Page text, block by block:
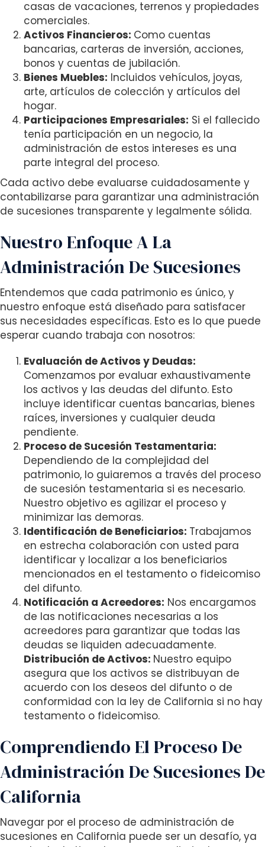
casas de vacaciones, terrenos y propiedades
comerciales.
Activos Financieros: Como cuentas
bancarias, carteras de inversión, acciones,
bonos y cuentas de jubilación.
Bienes Muebles: Incluidos vehículos, joyas,
arte, artículos de colección y artículos del
hogar.
Participaciones Empresariales: Si el fallecido
tenía participación en un negocio, la
administración de estos intereses es una
parte integral del proceso.
Cada activo debe evaluarse cuidadosamente y
contabilizarse para garantizar una administración
de sucesiones transparente y legalmente sólida.
Nuestro Enfoque A La
Administración De Sucesiones
Entendemos que cada patrimonio es único, y
nuestro enfoque está diseñado para satisfacer
sus necesidades específicas. Esto es lo que puede
esperar cuando trabaja con nosotros:
Evaluación de Activos y Deudas:
Comenzamos por evaluar exhaustivamente
los activos y las deudas del difunto. Esto
incluye identificar cuentas bancarias, bienes
raíces, inversiones y cualquier deuda
pendiente.
Proceso de Sucesión Testamentaria:
Dependiendo de la complejidad del
patrimonio, lo guiaremos a través del proceso
de sucesión testamentaria si es necesario.
Nuestro objetivo es agilizar el proceso y
minimizar las demoras.
Identificación de Beneficiarios: Trabajamos
en estrecha colaboración con usted para
identificar y localizar a los beneficiarios
mencionados en el testamento o fideicomiso
del difunto.
Notificación a Acreedores: Nos encargamos
de las notificaciones necesarias a los
acreedores para garantizar que todas las
deudas se liquiden adecuadamente.
Distribución de Activos: Nuestro equipo
asegura que los activos se distribuyan de
acuerdo con los deseos del difunto o de
conformidad con la ley de California si no hay
testamento o fideicomiso.
Comprendiendo El Proceso De
Administración De Sucesiones De
California
Navegar por el proceso de administración de
sucesiones en California puede ser un desafío, ya